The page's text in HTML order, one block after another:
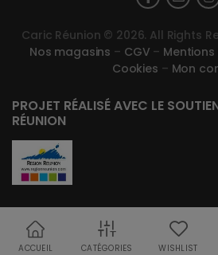
Caric Réunion © 2026. All Rights
Nos magasins – CGV – Mentions
Cookies – Mon
PROJET RÉALISÉ AVEC LE
RÉUNION
ACCUEIL CATÉGORIES WISHLIST